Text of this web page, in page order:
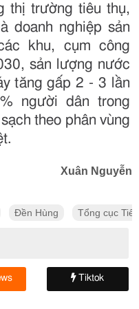
thị trường tiêu thụ,
doanh nghiệp sản
khu, cụm công
sản lượng nước
tăng gấp 2 - 3 lần
người dân trong
theo phân vùng
Xuân Nguyễn
Đền Hùng Tổng cục
Tiktok